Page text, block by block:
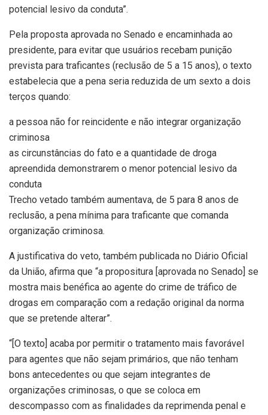
potencial lesivo da conduta”.
Pela proposta aprovada no Senado e encaminhada ao
presidente, para evitar que usuários recebam punição
prevista para traficantes (reclusão de 5 a 15 anos), o texto
estabelecia que a pena seria reduzida de um sexto a dois
terços quando:
a pessoa não for reincidente e não integrar organização
criminosa
as circunstâncias do fato e a quantidade de droga
apreendida demonstrarem o menor potencial lesivo da
conduta
Trecho vetado também aumentava, de 5 para 8 anos de
reclusão, a pena mínima para traficante que comanda
organização criminosa.
A justificativa do veto, também publicada no Diário Oficial
da União, afirma que “a propositura [aprovada no Senado] se
mostra mais benéfica ao agente do crime de tráfico de
drogas em comparação com a redação original da norma
que se pretende alterar”.
“[O texto] acaba por permitir o tratamento mais favorável
para agentes que não sejam primários, que não tenham
bons antecedentes ou que sejam integrantes de
organizações criminosas, o que se coloca em
descompasso com as finalidades da reprimenda penal e